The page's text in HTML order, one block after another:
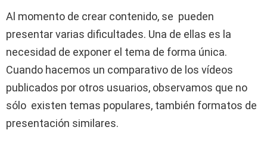
Al momento de crear contenido, se pueden
presentar varias dificultades. Una de ellas es la
necesidad de exponer el tema de forma única.
Cuando hacemos un comparativo de los vídeos
publicados por otros usuarios, observamos que no
sólo existen temas populares, también formatos de
presentación similares.